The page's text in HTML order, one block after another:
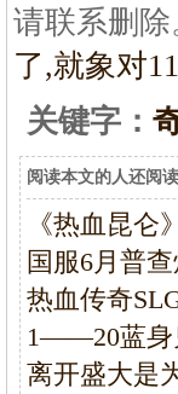
请联系删
了,就象对
关键字：
阅读本文的人还阅
《热血昆仑
国服6月普
热血传奇
1——20蓝身
离开盛大是